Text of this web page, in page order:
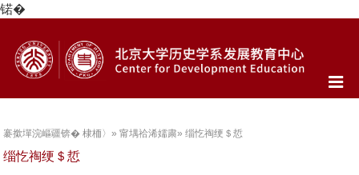
锘�
褰撳墠浣嶇疆锛�棣栭〉»甯堣祫浠嬬粛» 缁忔祹绠＄悊
缁忔祹绠＄悊